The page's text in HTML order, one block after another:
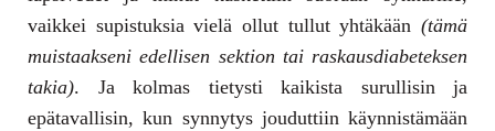
vaikkei supistuksia vielä ollut tullut yhtäkään (tämä
muistaakseni edellisen sektion tai raskausdiabeteksen
takia). Ja kolmas tietysti kaikista surullisin ja
epätavallisin, kun synnytys jouduttiin käynnistämään